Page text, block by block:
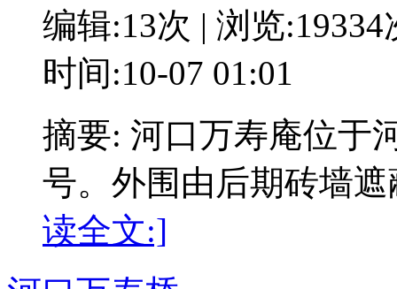
编辑:13次 | 浏览:19334
时间:10-07 01:01
摘要: 河口万寿庵位于
号。外围由后期砖墙
读全文:]